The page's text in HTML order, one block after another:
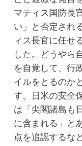
マティス国防長
い」と否定され
ィス長官に任せ
した。どうやら
を自覚して、行
イルをとるのか
す。日米の安全
は「尖閣諸島も
に含まれる」と
点を追認するな